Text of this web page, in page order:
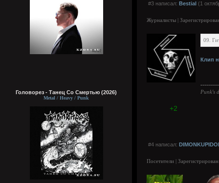
Головорез - Tанец Со Смертью (2026)
Metal / Heavy / Punk
#3 написал: Bestial (1
Журналисты |
09.
Клип
Punk's
+2
#4 написал:
Посетители |